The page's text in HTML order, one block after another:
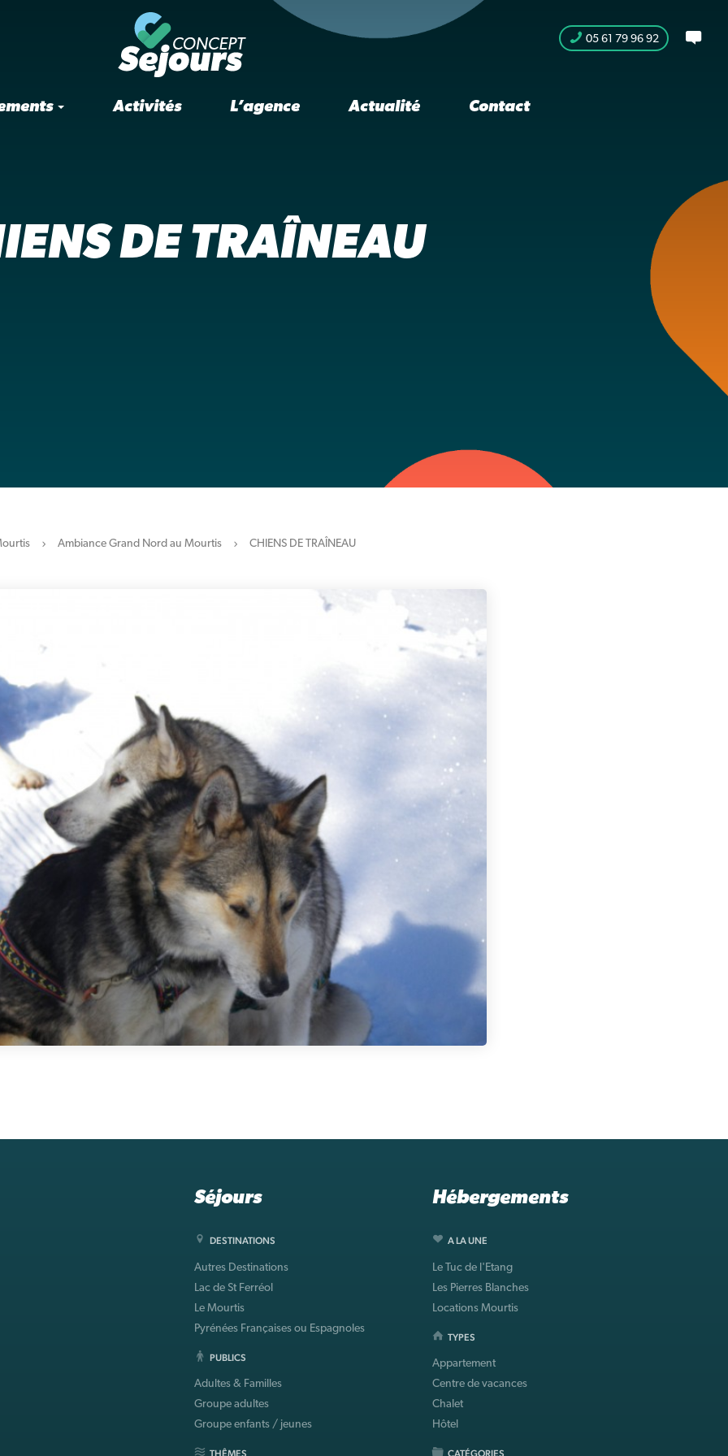
Activités L’agence Actualité Contact
05 61 79 96 92
DE TRAÎNEAU
Ambiance Grand Nord au Mourtis CHIENS DE TRAÎNEAU
Séjours
DESTINATIONS
Autres Destinations
Lac de St Ferréol
Le Mourtis
Pyrénées Françaises ou Espagnoles
PUBLICS
Adultes & Familles
Groupe adultes
Groupe enfants / jeunes
Hébergements
A LA UNE
Le Tuc de l'Etang
Les Pierres Blanches
Locations Mourtis
TYPES
Appartement
Centre de vacances
Chalet
Hôtel